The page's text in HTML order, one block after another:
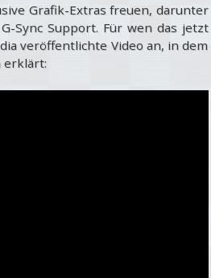
Grafik-Extras freuen, darunter
Sync Support. Für wen das jetzt
veröffentlichte Video an, in dem
erklärt: